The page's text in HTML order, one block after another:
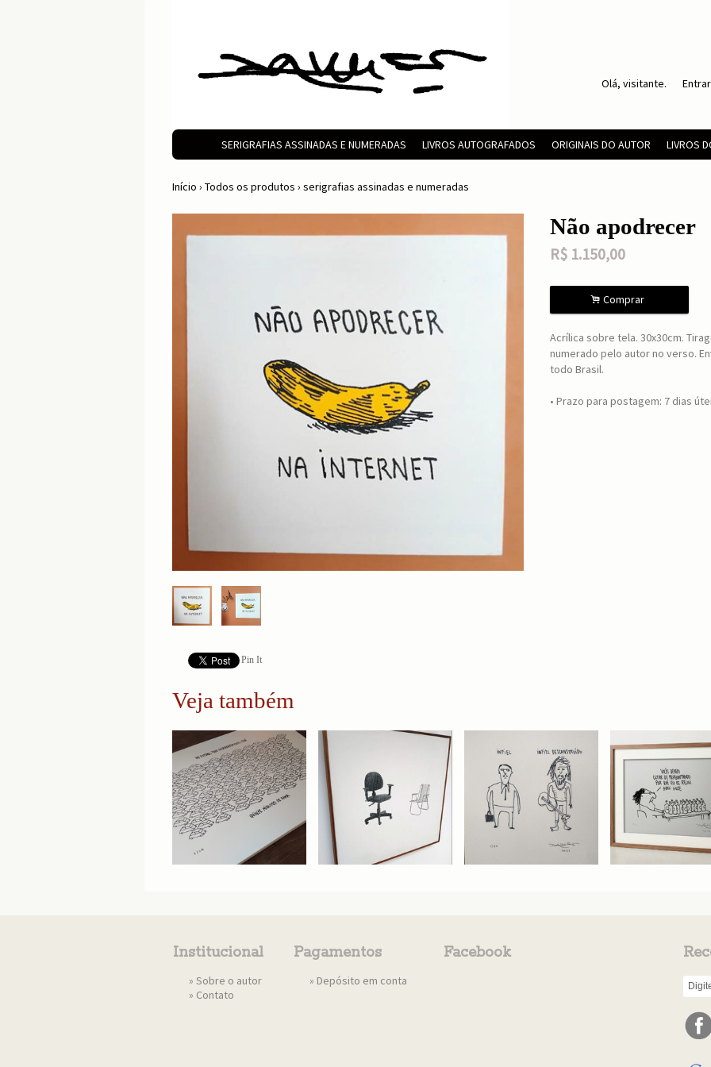
Olá, visitante. Entrar
SERIGRAFIAS ASSINADAS E NUMERADAS LIVROS AUTOGRAFADOS ORIGINAIS DO AUTOR LIVROS
Início › Todos os produtos › serigrafias assinadas e numeradas
Pin It
Não apodrecer
R$ 1.150,00
. Comprar
Acrílica sobre tela. 30x30cm.
numerado pelo autor no verso.
todo Brasil.
• Prazo para postagem: 7 dias
Veja também
Institucional
» Sobre o autor
» Contato
Pagamentos
» Depósito em conta
Facebook